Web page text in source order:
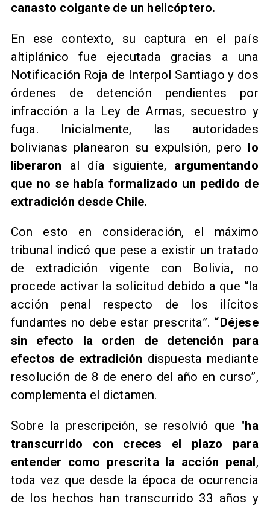
canasto colgante de un helicóptero.
En ese contexto, su captura en el país
altiplánico fue ejecutada gracias a una
Notificación Roja de Interpol Santiago y dos
órdenes de detención pendientes por
infracción a la Ley de Armas, secuestro y
fuga. Inicialmente, las autoridades
bolivianas planearon su expulsión, pero lo
liberaron al día siguiente, argumentando
que no se había formalizado un pedido de
extradición desde Chile.
​Con esto en consideración, el máximo
tribunal indicó que pese a existir un tratado
de extradición vigente con Bolivia, no
procede activar la solicitud debido a que “la
acción penal respecto de los ilícitos
fundantes no debe estar prescrita”. “Déjese
sin efecto la orden de detención para
efectos de extradición dispuesta mediante
resolución de 8 de enero del año en curso”,
complementa el dictamen.
​Sobre la prescripción, se resolvió que "ha
transcurrido con creces el plazo para
entender como prescrita la acción penal,
toda vez que desde la época de ocurrencia
de los hechos han transcurrido 33 años y